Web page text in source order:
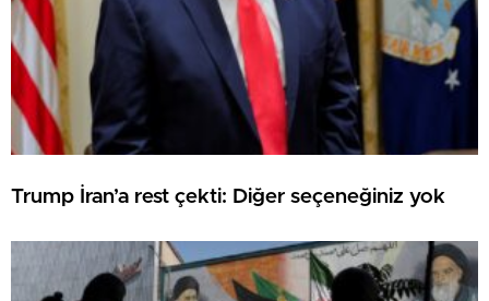
Trump İran’a rest çekti: Diğer seçeneğiniz yok